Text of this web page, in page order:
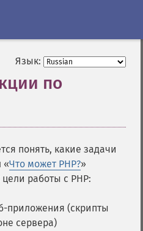
Язык:
по
понять, какие задачи
«Что может PHP?»
работы с PHP:
приложения (скрипты
сервера)